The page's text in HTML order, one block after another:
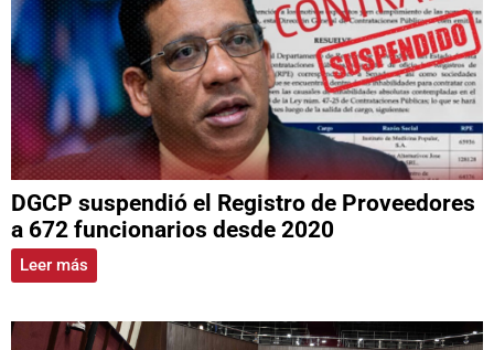
DGCP suspendió el Registro de Proveedores
a 672 funcionarios desde 2020
Leer más